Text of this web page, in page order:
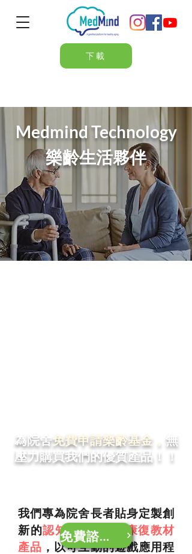
下載
Medmind Technology
樂齡生活夥伴
為院舍免費申請樂齡基金， 無
壓力購買我們的優質產品！！
我們專為院舍長者貼身定製創
新的認知訓練& 運動康復教材
產品 ，以可互動的遊戲應用程
免費諮詢樂齡基金申請